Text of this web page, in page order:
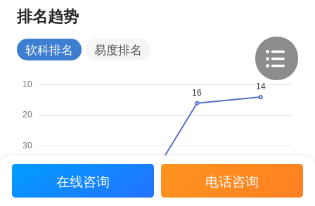
排名趋势
软科排名 易度排名
在线咨询 电话咨询